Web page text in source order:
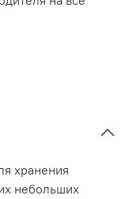
хранения
небольших